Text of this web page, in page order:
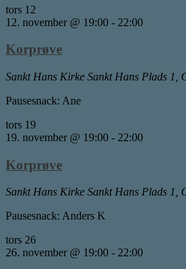
tors 12
12. november @ 19:00 - 22:00
Korprøve
Sankt Hans Kirke Sankt Hans Plads 1,
Pausesnack: Ane
tors 19
19. november @ 19:00 - 22:00
Korprøve
Sankt Hans Kirke Sankt Hans Plads 1,
Pausesnack: Anders K
tors 26
26. november @ 19:00 - 22:00